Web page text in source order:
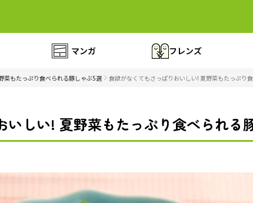
マンガ フレンズ
菜もたっぷり食べられる豚しゃぶ5選 食欲がなくてもさっぱりおいしい! 夏野菜もたっぷり
いしい! 夏野菜もたっぷり食べられる